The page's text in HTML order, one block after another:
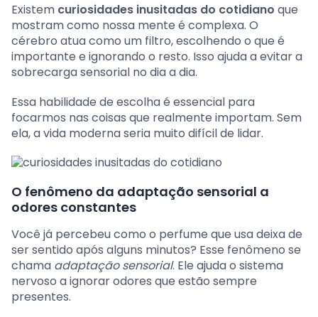
Existem curiosidades inusitadas do cotidiano que
mostram como nossa mente é complexa. O
cérebro atua como um filtro, escolhendo o que é
importante e ignorando o resto. Isso ajuda a evitar a
sobrecarga sensorial no dia a dia.
Essa habilidade de escolha é essencial para
focarmos nas coisas que realmente importam. Sem
ela, a vida moderna seria muito difícil de lidar.
O fenômeno da adaptação sensorial a
odores constantes
Você já percebeu como o perfume que usa deixa de
ser sentido após alguns minutos? Esse fenômeno se
chama adaptação sensorial. Ele ajuda o sistema
nervoso a ignorar odores que estão sempre
presentes.